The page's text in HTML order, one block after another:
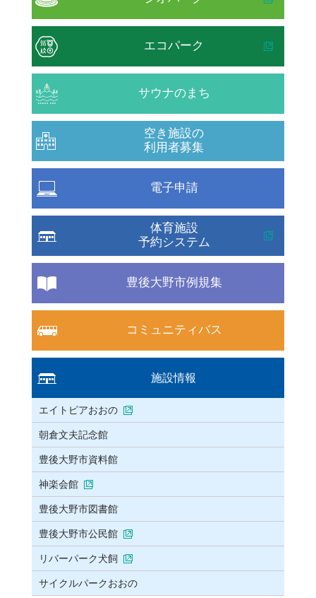
エコパーク
サウナのまち
空き施設の
利用者募集
電子申請
体育施設
予約システム
豊後大野市例規集
コミュニティバス
施設情報
エイトピアおおの
朝倉文夫記念館
豊後大野市資料館
神楽会館
豊後大野市図書館
豊後大野市公民館
リバーパーク犬飼
サイクルパークおおの